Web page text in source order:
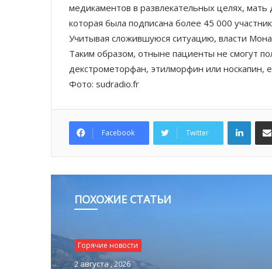
медикаментов в развлекательных целях,
которая была подписана более 45 000
Учитывая сложившуюся ситуацию, власти
Таким образом, отныне пациенты не смогут
декстрометорфан, этилморфин или носкапин,
Фото: sudradio.fr
Facebook Twitter
ПОХОЖИЕ СТАТЬИ
Горячие новости
2 августа , 2026
Горячие новости